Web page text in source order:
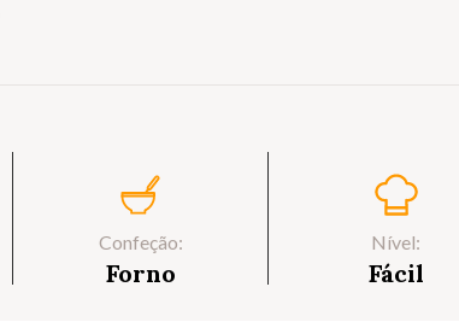
Confeção:
Forno
Nível:
Fácil